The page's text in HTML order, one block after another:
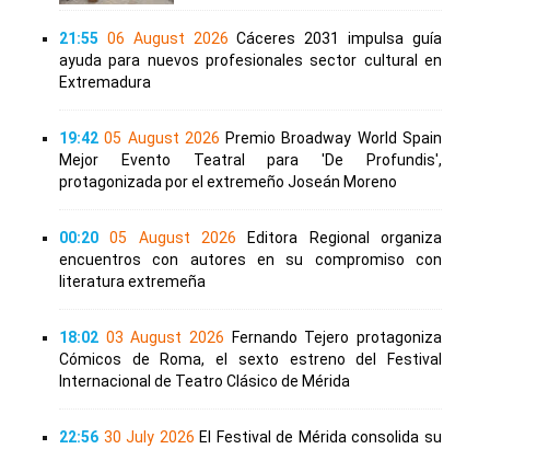
21:55 06 August 2026 Cáceres 2031 impulsa guía
ayuda para nuevos profesionales sector cultural en
Extremadura
19:42 05 August 2026 Premio Broadway World Spain
Mejor Evento Teatral para 'De Profundis',
protagonizada por el extremeño Joseán Moreno
00:20 05 August 2026
Editora Regional organiza
encuentros con autores en su compromiso con
literatura extremeña
18:02 03 August 2026
Fernando Tejero protagoniza
Cómicos de Roma, el sexto estreno del Festival
Internacional de Teatro Clásico de Mérida
22:56 30 July 2026 El Festival de Mérida consolida su